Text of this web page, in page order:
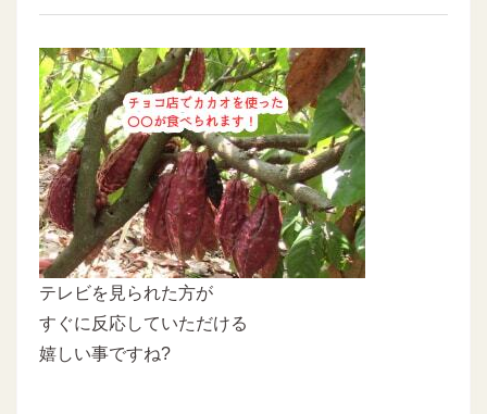
テレビを見られた方が
すぐに反応していただける
嬉しい事ですね?